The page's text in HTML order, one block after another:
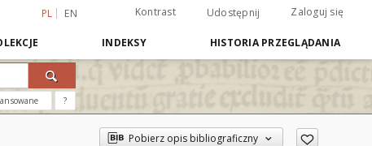
PL EN Kontrast Udostępnij Zaloguj się
INDEKSY HISTORIA PRZEGLĄDANIA
?
Pobierz opis bibliograficzny